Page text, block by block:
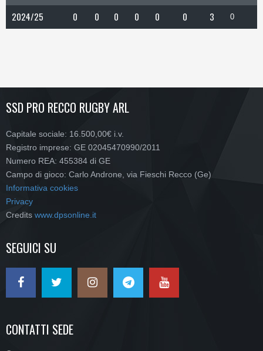
2024/25 0 0 0 0 0 0 3 0
SSD PRO RECCO RUGBY ARL
Capitale sociale: 16.500,00€ i.v.
Registro imprese: GE 02045470990/2011
Numero REA: 455384 di GE
Campo di gioco: Carlo Androne, via Fieschi Recco (Ge)
Informativa cookies
Privacy
Credits www.dpsonline.it
SEGUICI SU
CONTATTI SEDE